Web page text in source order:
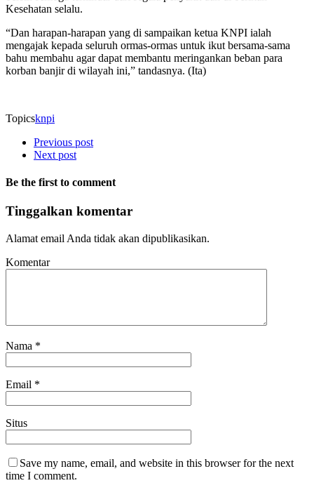
Kesehatan selalu.
“Dan harapan-harapan yang di sampaikan ketua KNPI ialah
mengajak kepada seluruh ormas-ormas untuk ikut bersama-sama
bahu membahu agar dapat membantu meringankan beban para
korban banjir di wilayah ini,” tandasnya. (Ita)
Topicsknpi
Previous post
Next post
Be the first to comment
Tinggalkan komentar
Alamat email Anda tidak akan dipublikasikan.
Komentar
Nama *
Email *
Situs
Save my name, email, and website in this browser for the next
time I comment.